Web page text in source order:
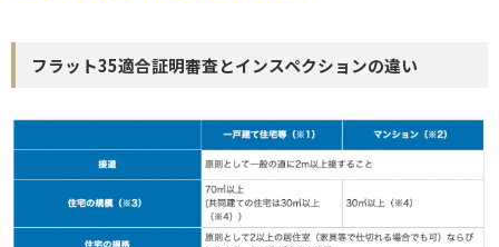
フラット35適合証明審査とインスペクションの違い